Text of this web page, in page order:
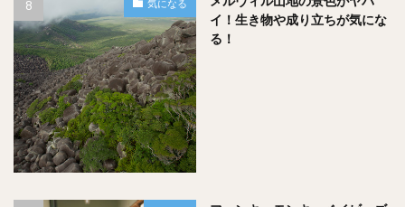
Deeplooksの評価点の基準については下記にまとめてありま
す！
自分が一体どのくらいの評価なのか確認してみてはいかがで
しょうか？
気になる
イ！生き物や成り立ちが気にな
る！